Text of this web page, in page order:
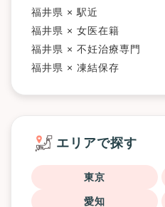
福井県 × 駅近
福井県 × 女医在籍
福井県 × 不妊治療専門
福井県 × 凍結保存
エリアで探す
東京
愛知